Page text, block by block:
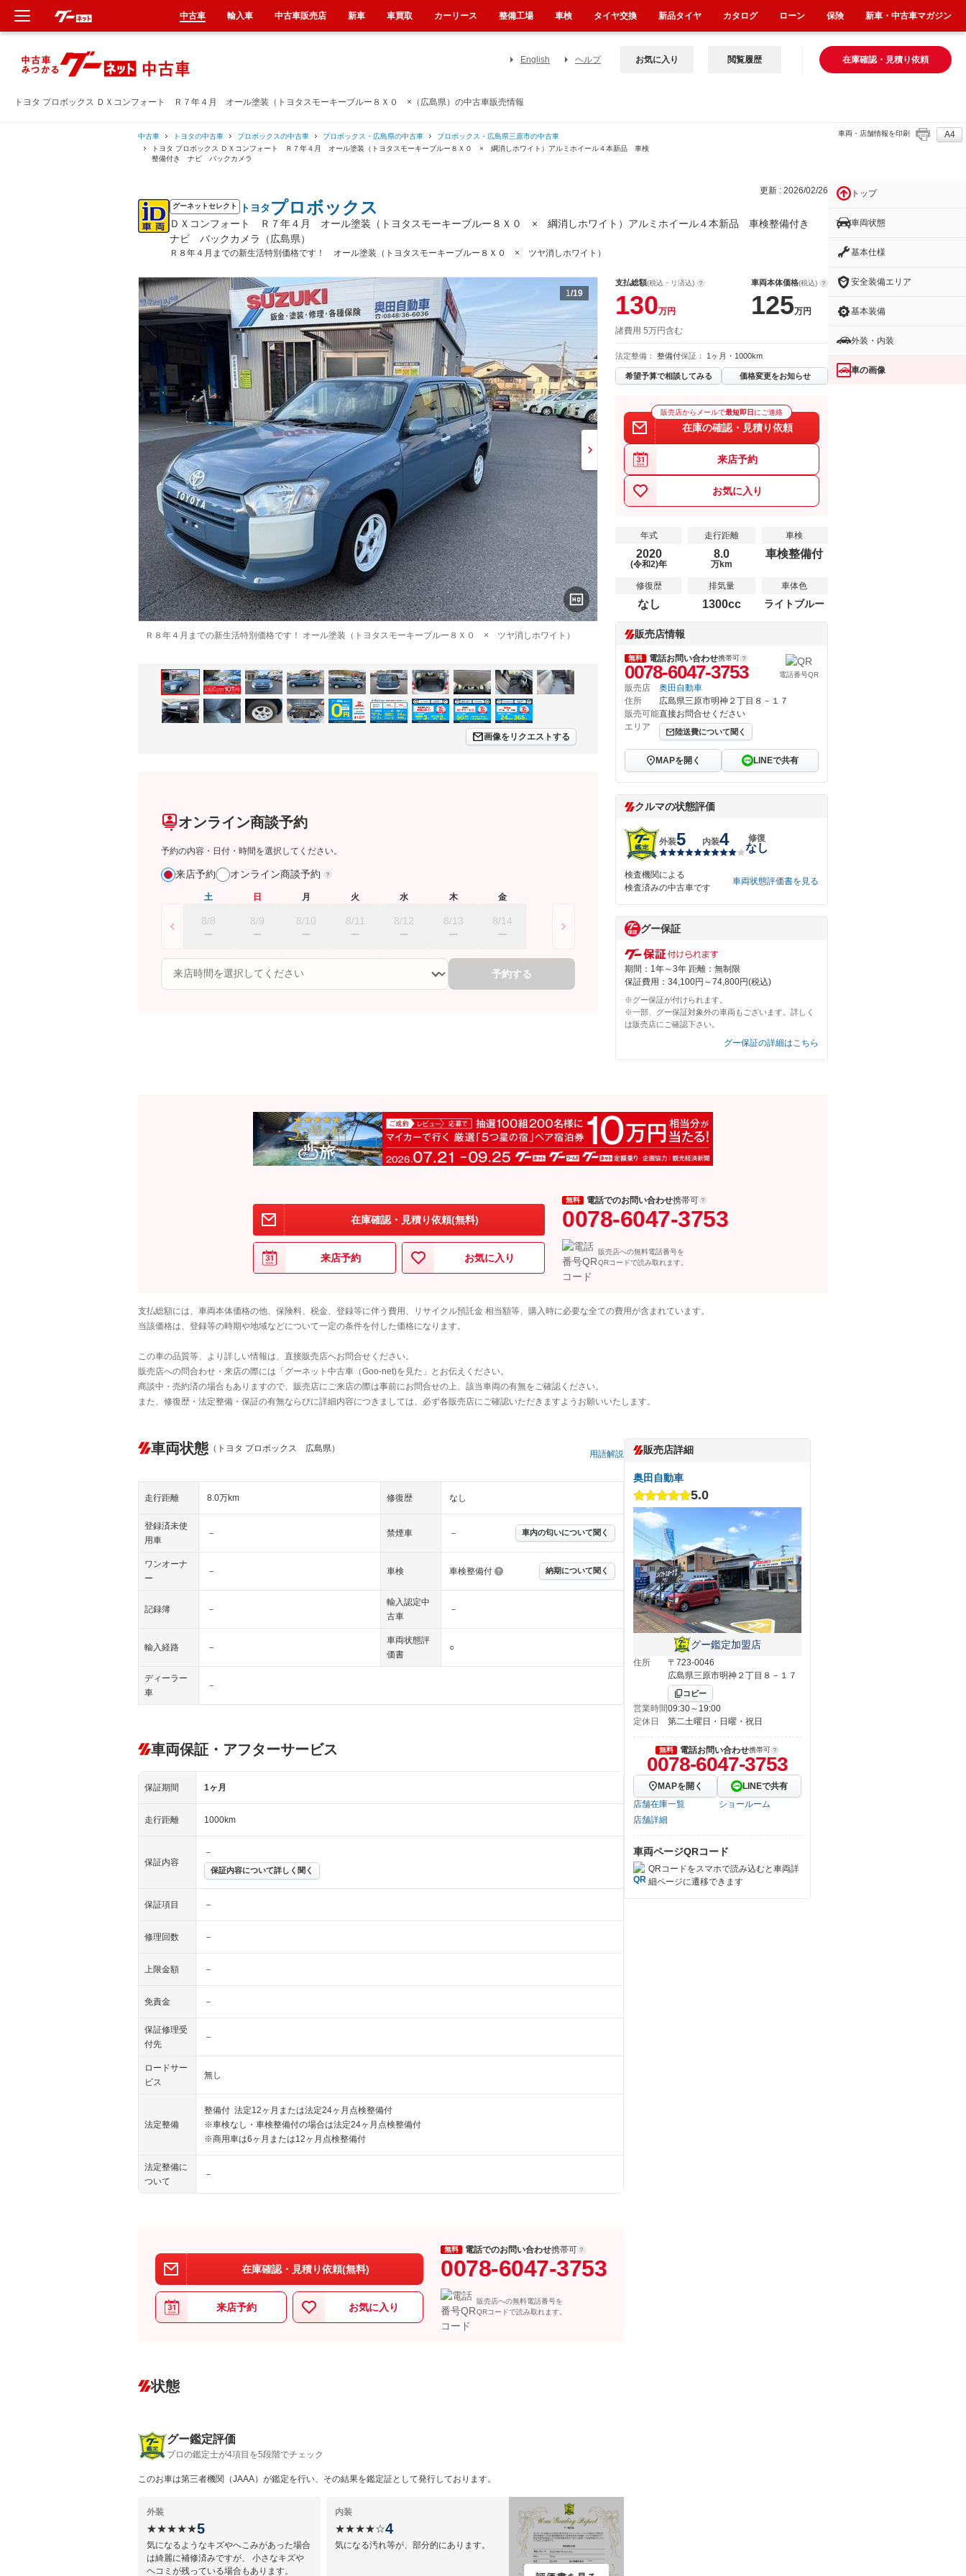
トヨタ プロボックス ＤＸコンフォート Ｒ７年４月 オール塗装（トヨタスモーキーブルー８Ｘ０ ×（広島県）の中古車販売情報
English ヘルプ 在庫確認・見積り依頼
お気に入り 閲覧履歴
中古車 トヨタの中古車 プロボックスの中古車 プロボックス・広島県の中古車
プロボックス・広島県三原市の中古車
トヨタ プロボックス ＤＸコンフォート Ｒ７年４月 オール塗装（トヨタスモーキーブルー８Ｘ０ × 綱消しホワイト）アルミホイール４本新品 車検
整備付き ナビ バックカメラ
車両・店舗情報を印刷 A4
更新 : 2026/02/26
グーネットセレクト トヨタ プロボックス
ＤＸコンフォート Ｒ７年４月 オール塗装（トヨタスモーキーブルー８Ｘ０ × 綱消しホワイト）アルミホイール４本新品 車検整備付き
ナビ バックカメラ（広島県）
Ｒ８年４月までの新生活特別価格です！ オール塗装（トヨタスモーキーブルー８Ｘ０ × ツヤ消しホワイト）
1/19
Ｒ８年４月までの新生活特別価格です！ オール塗装（トヨタスモーキーブルー８Ｘ０ × ツヤ消しホワイト）
画像をリクエストする
オンライン商談予約
予約の内容・日付・時間を選択してください。
来店予約 オンライン商談予約
土
8/8
日
8/9
月
8/10
火
8/11
水
8/12
木
8/13
金
8/14
予約する
支払総額(税込・リ済込)
130万円
車両本体価格(税込)
125万円
諸費用 5万円含む
法定整備： 整備付保証： 1ヶ月・1000km
希望予算で相談してみる 価格変更をお知らせ
販売店からメールで最短即日 にご連絡
在庫の確認・見積り依頼
来店予約
お気に入り
年式
2020
(令和2)年
走行距離
8.0
万km
車検
車検整備付
修復歴
なし
排気量
1300cc
車体色
ライトブルー
販売店情報
無料 電話お問い合わせ携帯可
0078-6047-3753 電話番号QR
販売店
奥田自動車
住所
広島県三原市明神２丁目８－１７
販売可能
エリア
直接お問合せください
陸送費について聞く
MAPを開く LINEで共有
クルマの状態評価
外装5 内装4 修復
なし
検査機関による
検査済みの中古車です
車両状態評価書を見る
グー保証
期間：1年～3年 距離：無制限
保証費用：34,100円～74,800円(税込)
※グー保証が付けられます。
※一部、グー保証対象外の車両もございます。詳しく
は販売店にご確認下さい。
グー保証の詳細はこちら
在庫確認・見積り依頼(無料)
来店予約 お気に入り
無料 電話でのお問い合わせ携帯可
0078-6047-3753
販売店への無料電話番号を
QRコードで読み取れます。
支払総額には、車両本体価格の他、保険料、税金、登録等に伴う費用、リサイクル預託金 相当額等、購入時に必要な全ての費用が含まれています。
当該価格は、登録等の時期や地域などについて一定の条件を付した価格になります。
この車の品質等、より詳しい情報は、直接販売店へお問合せください。
販売店への問合わせ・来店の際には「グーネット中古車（Goo-net)を見た」とお伝えください。
商談中・売約済の場合もありますので、販売店にご来店の際は事前にお問合せの上、該当車両の有無をご確認ください。
また、修復歴・法定整備・保証の有無ならびに詳細内容につきましては、必ず各販売店にご確認いただきますようお願いいたします。
車両状態 （トヨタ プロボックス 広島県）
用語解説
走行距離 8.0万km 修復歴 なし
登録済未使
用車
－ 禁煙車 － 車内の匂いについて聞く
ワンオーナ
ー
－ 車検 車検整備付 納期について聞く
記録簿 －
輸入認定中
古車
－
輸入経路 －
車両状態評
価書
○
ディーラー
車
－
車両保証・アフターサービス
保証期間 1ヶ月
走行距離 1000km
保証内容
－
保証内容について詳しく聞く
保証項目 －
修理回数 －
上限金額 －
免責金 －
保証修理受
付先
－
ロードサー
ビス
無し
法定整備
整備付 法定12ヶ月または法定24ヶ月点検整備付
※車検なし・車検整備付の場合は法定24ヶ月点検整備付
※商用車は6ヶ月または12ヶ月点検整備付
法定整備に
ついて
－
在庫確認・見積り依頼(無料)
来店予約 お気に入り
無料 電話でのお問い合わせ携帯可
0078-6047-3753
販売店への無料電話番号を
QRコードで読み取れます。
状態
グー鑑定評価
プロの鑑定士が4項目を5段階でチェック
このお車は第三者機関（JAAA）が鑑定を行い、その結果を鑑定証として発行しております。
外装
★★★★★5
気になるようなキズやへこみがあった場合
は綺麗に補修済みですが、 小さなキズや
ヘコミが残っている場合もあります。
内装
★★★★☆4
気になる汚れ等が、部分的にあります。
販売店詳細
奥田自動車
5.0
グー鑑定加盟店
住所
〒723-0046
広島県三原市明神２丁目８－１７
コピー
営業時間09:30～19:00
定休日
第二土曜日・日曜・祝日
無料 電話お問い合わせ携帯可
0078-6047-3753
MAPを開く
LINEで共有
店舗在庫一覧
ショールーム
店舗詳細
車両ページQRコード
QRコードをスマホで読み込むと車両詳
細ページに遷移できます
トップ
車両状態
基本仕様
安全装備エリア
基本装備
外装・内装
車の画像
中古車 輸入車 中古車販売店 新車 車買取 カーリース 整備工場 車検 タイヤ交換 新品タイヤ カタログ ローン 保険 新車・中古車マガジン
新車
中古車